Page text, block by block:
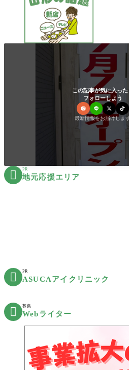
この記事が気に入った
フォローしよう
最新情報をお届けしま
 PR
地元応援エリア
 PR
ASUCAアイクリニック
 募集
Webライター